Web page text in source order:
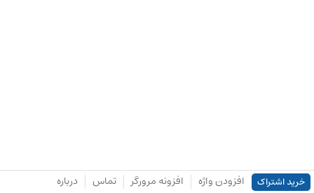
خرید اشتراک افزودن واژه افزونه مرورگر تماس درباره